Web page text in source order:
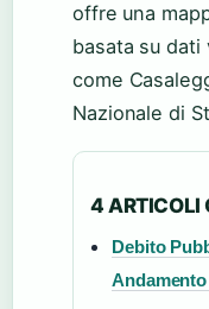
offre una
basata su
come
Nazionale di
4 ARTICOLI
Debito